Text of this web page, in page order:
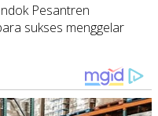
Pesantren
sukses menggelar